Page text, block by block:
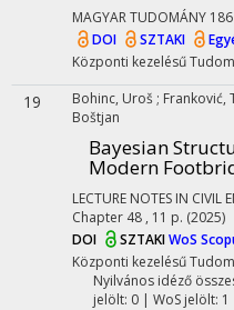
MAGYAR TUDOMÁNY 186
DOI
SZTAKI
Központi kezelésű
19 Bohinc, Uroš ; Franković,
Boštjan
Bayesian
Modern
LECTURE NOTES IN CIVIL
Chapter 48 , 11 p. (2025)
DOI
SZTAKIWoS
Központi kezelésű
Nyilvános idéző
jelölt: 0 | WoS jelölt: